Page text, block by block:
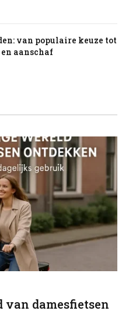
van populaire keuze tot
aanschaf
van damesfietsen